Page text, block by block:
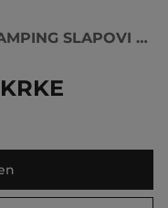
CAMPING SLAPOVI KRKE